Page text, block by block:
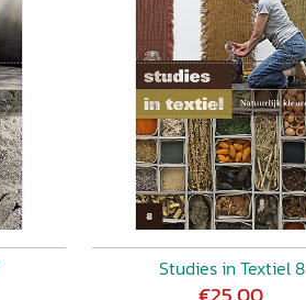
Studies in Textiel 8